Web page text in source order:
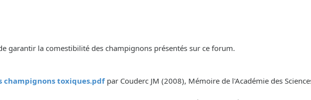
garantir la comestibilité des champignons présentés sur ce forum.
champignons toxiques.pdfpar Couderc JM (2008), Mémoire de l'Académie des